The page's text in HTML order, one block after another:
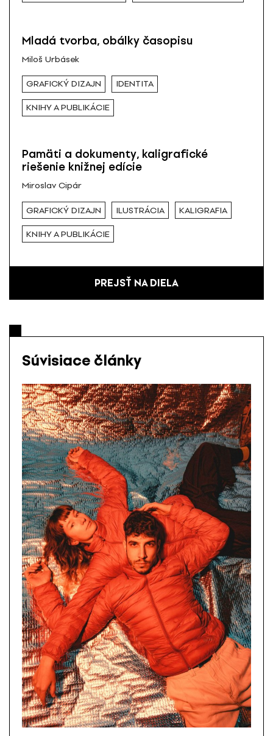
Mladá tvorba, obálky časopisu
Miloš Urbásek
GRAFICKÝ DIZAJN IDENTITA
KNIHY A PUBLIKÁCIE
Pamäti a dokumenty, kaligrafické
riešenie knižnej edície
Miroslav Cipár
GRAFICKÝ DIZAJN ILUSTRÁCIA KALIGRAFIA
KNIHY A PUBLIKÁCIE
PREJSŤ NA DIELA
Súvisiace články